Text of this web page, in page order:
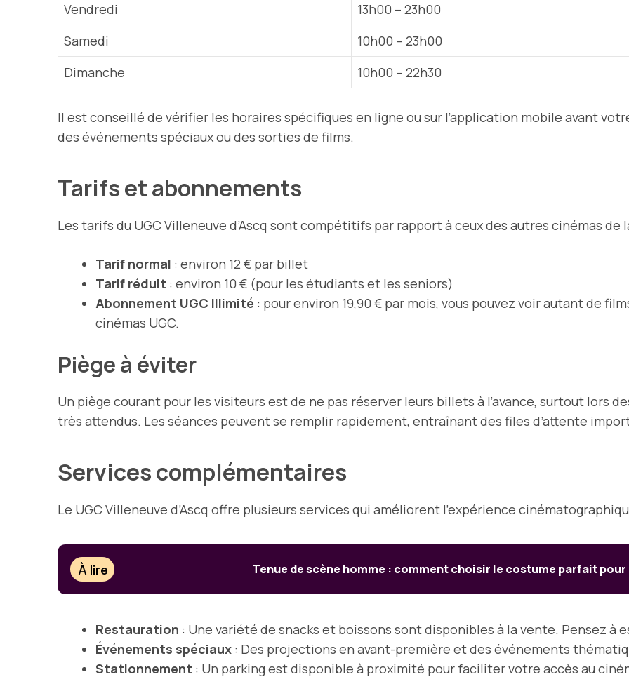
Vendredi
13h00 – 23h00
Samedi
10h00 – 23h00
Dimanche
10h00 – 22h30
Il est conseillé de vérifier les horaires spécifiques en ligne ou sur l’application mobile avant
des événements spéciaux ou des sorties de films.
Tarifs et abonnements
Les tarifs du UGC Villeneuve d’Ascq sont compétitifs par rapport à ceux des autres cinémas de
Tarif normal : environ 12 € par billet
Tarif réduit : environ 10 € (pour les étudiants et les seniors)
Abonnement UGC Illimité : pour environ 19,90 € par mois, vous pouvez voir autant de
cinémas UGC.
Piège à éviter
Un piège courant pour les visiteurs est de ne pas réserver leurs billets à l’avance, surtout lors
très attendus. Les séances peuvent se remplir rapidement, entraînant des files d’attente
Services complémentaires
Le UGC Villeneuve d’Ascq offre plusieurs services qui améliorent l’expérience
À lire Tenue de scène homme : comment choisir le costume parfait
Restauration : Une variété de snacks et boissons sont disponibles à la vente. Pensez à
Événements spéciaux : Des projections en avant-première et des événements
Stationnement : Un parking est disponible à proximité pour faciliter votre accès au